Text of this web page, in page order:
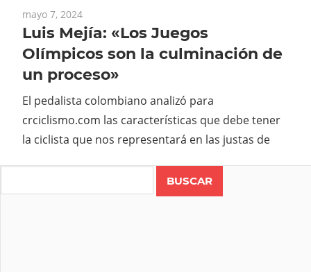
mayo 7, 2024
Luis Mejía: «Los Juegos
Olímpicos son la culminación de
un proceso»
El pedalista colombiano analizó para
crciclismo.com las características que debe tener
la ciclista que nos representará en las justas de